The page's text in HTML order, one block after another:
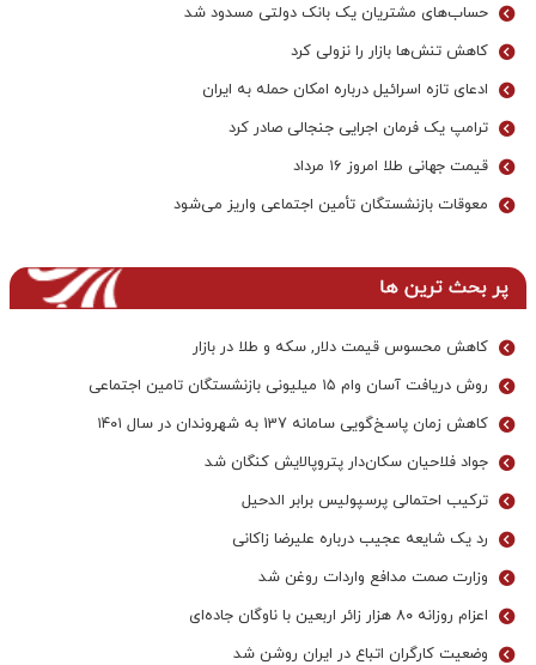
حساب‌های مشتریان یک بانک‌ دولتی مسدود شد
کاهش تنش‌ها بازار را نزولی کرد
ادعای تازه اسرائیل درباره امکان حمله به ایران
ترامپ یک فرمان اجرایی جنجالی صادر کرد
قیمت جهانی طلا امروز ۱۶ مرداد
معوقات بازنشستگان تأمین اجتماعی واریز می‌شود
پر بحث ترین ها
کاهش محسوس قیمت دلار, سکه و طلا در بازار
روش دریافت آسان وام ۱۵ میلیونی بازنشستگان تامین اجتماعی
کاهش زمان پاسخ‌گویی سامانه 137 به شهروندان در سال ۱۴۰۱
جواد فلاحیان سکان‌دار پتروپالایش کنگان شد
ترکیب احتمالی پرسپولیس برابر الدحیل
رد یک شایعه عجیب درباره علیرضا زاکانی
وزارت صمت مدافع واردات روغن شد
اعزام روزانه ۸۰ هزار زائر اربعین با ناوگان جاده‌ای
وضعیت کارگران اتباع در ایران روشن شد